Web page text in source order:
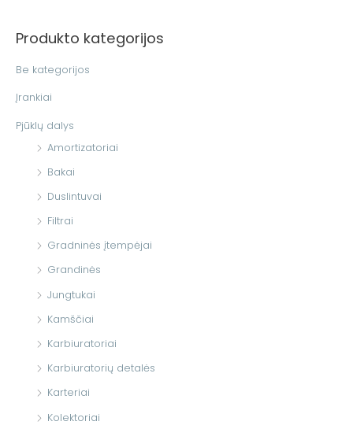
k
i
Produkto kategorijos
Be kategorijos
Įrankiai
Pjūklų dalys
Amortizatoriai
Bakai
Duslintuvai
Filtrai
Gradninės įtempėjai
Grandinės
Jungtukai
Kamščiai
Karbiuratoriai
Karbiuratorių detalės
Karteriai
Kolektoriai